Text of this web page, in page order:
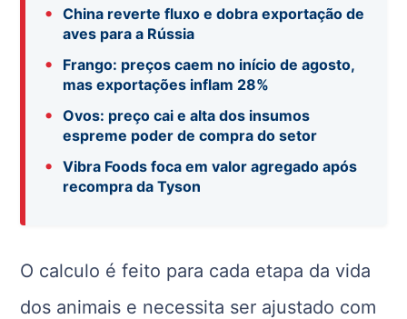
•
China reverte fluxo e dobra exportação de
aves para a Rússia
•
Frango: preços caem no início de agosto,
mas exportações inflam 28%
•
Ovos: preço cai e alta dos insumos
espreme poder de compra do setor
•
Vibra Foods foca em valor agregado após
recompra da Tyson
O calculo é feito para cada etapa da vida
dos animais e necessita ser ajustado com